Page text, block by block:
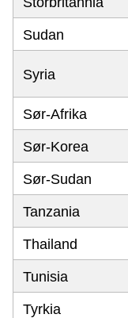
Sudan
Syria
Sør-Afrika
Sør-Korea
Sør-Sudan
Tanzania
Thailand
Tunisia
Tyrkia